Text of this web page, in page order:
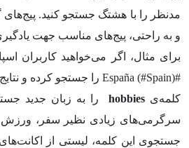
مدنظر را با هشتگ جستجو کنید. پیج‌های
و به راحتی، پیج‌های مناسب جهت یادگیری
برای مثال، اگر می‌خواهید کاربران
#España (#Spain) را جستجو کرده و نتایج را بررسی کنید.
کلمه‌ی hobbies را به زبان جدید
سرگرمی‌های زیادی نظیر سفر، ورزش
جستجوی این کلمه، لیستی از